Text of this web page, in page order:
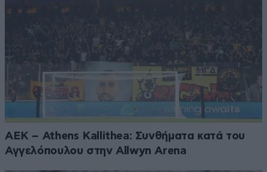
ΑΕΚ – Athens Kallithea: Συνθήματα κατά του
Αγγελόπουλου στην Allwyn Arena